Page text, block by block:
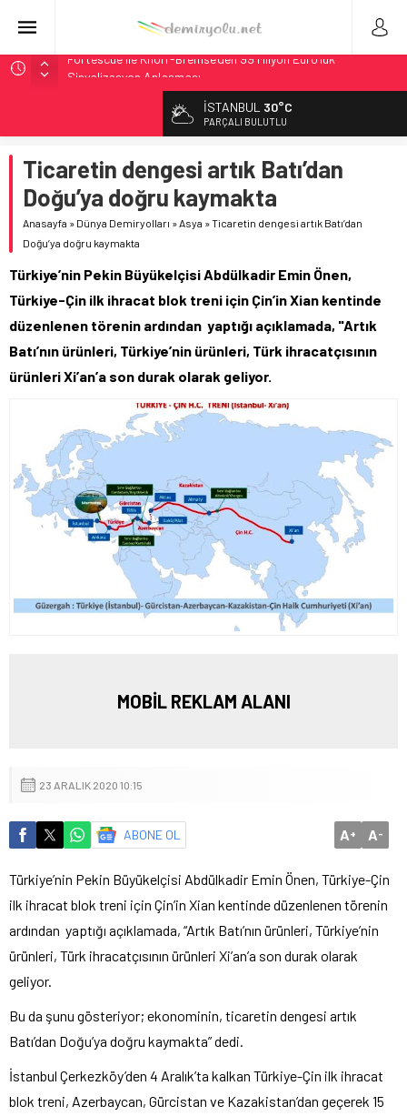
Fortescue ile Knorr-Bremse’den 99 Milyon Euro’luk
Sinyalizasyon Anlaşması
9,9 Milyar Dolarlık Mor Hat’ta Tel Testleri Başladı
Utah’ta 31 Milyon Dolarlık Proje Trafik Çilesini Bitiriyor
CRRC, Salvador Metrosu İçin 83,9 Milyon Euro’luk Anlaşma
İmzaladı
İSTANBUL 30°C
PARÇALI BULUTLU
Ticaretin dengesi artık Batı’dan
Doğu’ya doğru kaymakta
Anasayfa » Dünya Demiryolları »Asya »Ticaretin dengesi artık Batı’dan
Doğu’ya doğru kaymakta
Türkiye’nin Pekin Büyükelçisi Abdülkadir Emin Önen,
Türkiye-Çin ilk ihracat blok treni için Çin’in Xian kentinde
düzenlenen törenin ardından yaptığı açıklamada, "Artık
Batı’nın ürünleri, Türkiye’nin ürünleri, Türk ihracatçısının
ürünleri Xi’an’a son durak olarak geliyor.
MOBİL REKLAM ALANI
23 ARALIK 2020 10:15
ABONE OL A+ A-
Türkiye’nin Pekin Büyükelçisi Abdülkadir Emin Önen, Türkiye-Çin
ilk ihracat blok treni için Çin’in Xian kentinde düzenlenen törenin
ardından yaptığı açıklamada, “Artık Batı’nın ürünleri, Türkiye’nin
ürünleri, Türk ihracatçısının ürünleri Xi’an’a son durak olarak
geliyor.
Bu da şunu gösteriyor; ekonominin, ticaretin dengesi artık
Batı’dan Doğu’ya doğru kaymakta” dedi.
İstanbul Çerkezköy’den 4 Aralık’ta kalkan Türkiye-Çin ilk ihracat
blok treni, Azerbaycan, Gürcistan ve Kazakistan’dan geçerek 15